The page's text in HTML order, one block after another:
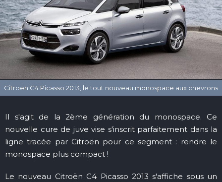
Il s'agit de la 2ème génération du monospace. Ce
nouvelle cure de juve vise s'inscrit parfaitement dans la
ligne tracée par Citroën pour ce segment : rendre le
monospace plus compact !
Le nouveau Citroën C4 Picasso 2013 s'affiche sous un